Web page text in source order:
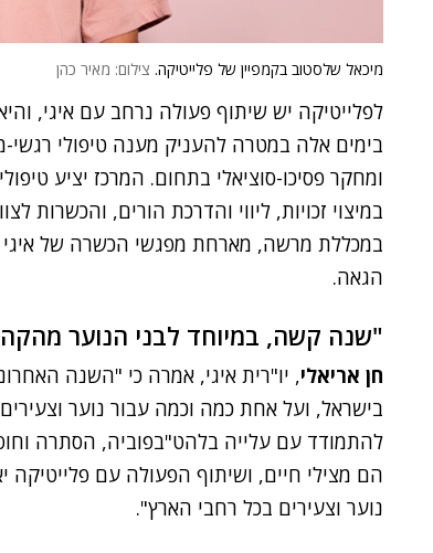
מיכאל שלסטוב בקמפיין של פלייטיקה. צילום: מאיר כהן
לפלייטיקה יש שיתוף פעולה נרחב עם איגי,
בימים אלה במטרה להעניק מענה טיפולי
ומחקר פסיכו-סוציאלי בתחום. המרכז יציע
במיצוי זכויות, ליווי והדרכת הורים, והכשרות
במכללת מרשה, מארחת מפגשי הכשרה של איגי
הגאה.
"שנה קשה, במיוחד לבני הנוער
חן אריאלי, יו"רית איגי, אמרה כי "השנה
בישראל, ועל אחת כמה וכמה עבור נוער
להתמודד עם עלייה בלהט"בפוביה, הסתרה
הם מצילי חיים, ושיתוף הפעולה עם פלייטיקה
נוער וצעירים בכל רחבי הארץ".